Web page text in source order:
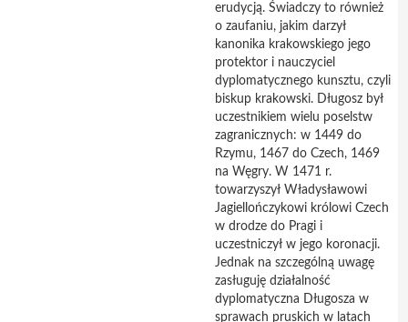
erudycją. Świadczy to również
o zaufaniu, jakim darzył
kanonika krakowskiego jego
protektor i nauczyciel
dyplomatycznego kunsztu, czyli
biskup krakowski. Długosz był
uczestnikiem wielu poselstw
zagranicznych: w 1449 do
Rzymu, 1467 do Czech, 1469
na Węgry. W 1471 r.
towarzyszył Władysławowi
Jagiellończykowi królowi Czech
w drodze do Pragi i
uczestniczył w jego koronacji.
Jednak na szczególną uwagę
zasługuję działalność
dyplomatyczna Długosza w
sprawach pruskich w latach